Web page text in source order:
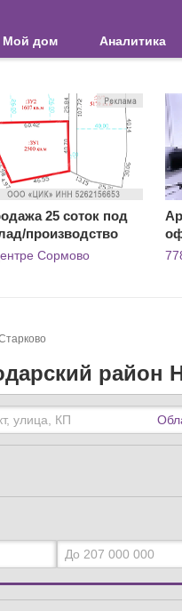
Мой дом Аналитика
25 соток под
производство
Сормово
район